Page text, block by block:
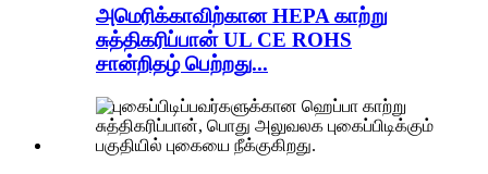
அமெரிக்காவிற்கான HEPA காற்று
சுத்திகரிப்பான் UL CE ROHS
சான்றிதழ் பெற்றது...